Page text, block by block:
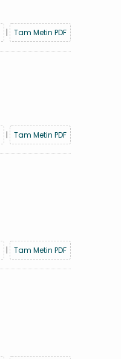
| Tam Metin PDF
| Tam Metin PDF
| Tam Metin PDF